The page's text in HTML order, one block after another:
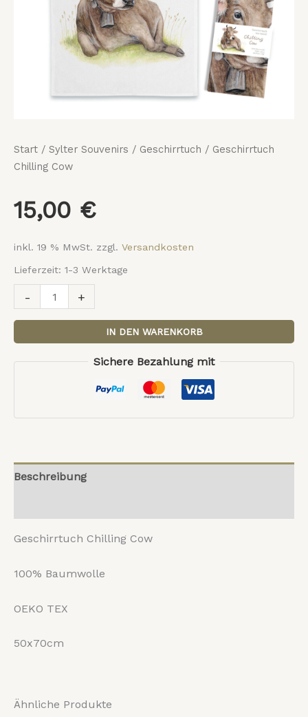
Start / Sylter Souvenirs / Geschirrtuch / Geschirrtuch
Chilling Cow
15,00 €
inkl. 19 % MwSt. zzgl. Versandkosten
Lieferzeit: 1-3 Werktage
- +
IN DEN WARENKORB
Sichere Bezahlung mit
Beschreibung
Geschirrtuch Chilling Cow
100% Baumwolle
OEKO TEX
50x70cm
Ähnliche Produkte